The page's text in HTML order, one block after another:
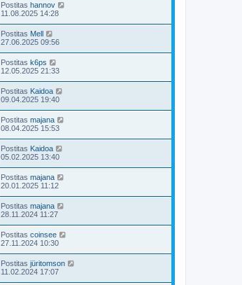
Postitas hannov
11.08.2025 14:28
Postitas Mell
27.06.2025 09:56
Postitas k6ps
12.05.2025 21:33
Postitas Kaidoa
09.04.2025 19:40
Postitas majana
08.04.2025 15:53
Postitas Kaidoa
05.02.2025 13:40
Postitas majana
20.01.2025 11:12
Postitas majana
28.11.2024 11:27
Postitas coinsee
27.11.2024 10:30
Postitas jüritomson
11.02.2024 17:07